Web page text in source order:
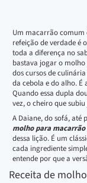
Um macarrão comum
refeição de verdade é
toda a diferença no
bastava jogar o
dos cursos de
da cebola e do alho. É
Quando essa dupla
vez, o cheiro que
A Daiane, do sofá, até
molho para macarrão
dessa lição. É um
cada ingrediente
entende por que a
Receita de